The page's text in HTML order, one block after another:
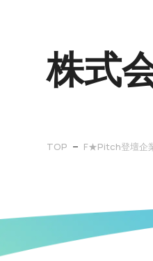
株式
TOP F★Pitch登壇企